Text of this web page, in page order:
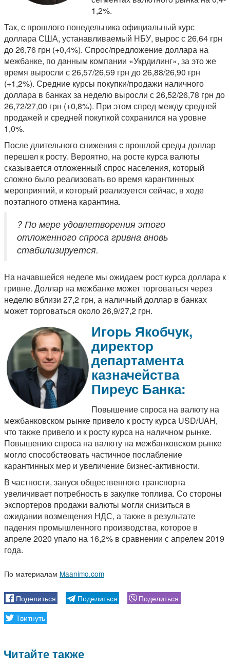
1,2%.
Так, с прошлого понедельника официальный курс
доллара США, устанавливаемый НБУ, вырос с 26,64 грн
до 26,76 грн (+0,4%). Спрос/предложение доллара на
межбанке, по данным компании «Укрдилинг», за это же
время выросли с 26,57/26,59 грн до 26,88/26,90 грн
(+1,2%). Средние курсы покупки/продажи наличного
доллара в банках за неделю выросли с 26,52/26,78 грн до
26,72/27,00 грн (+0,8%). При этом спред между средней
продажей и средней покупкой сохранился на уровне
1,0%.
После длительного снижения с прошлой среды доллар
перешел к росту. Вероятно, на росте курса валюты
сказывается отложенный спрос населения, который
сложно было реализовать во время карантинных
мероприятий, и который реализуется сейчас, в ходе
поэтапного отмена карантина.
? По мере удовлетворения этого
отложенного спроса гривна вновь
стабилизируется.
На начавшейся неделе мы ожидаем рост курса доллара к
гривне. Доллар на межбанке может торговаться через
неделю вблизи 27,2 грн, а наличный доллар в банках
может торговаться около 26,9/27,2 грн.
Игорь Якобчук,
директор
департамента
казначейства
Пиреус Банка:
Повышение спроса на валюту на
межбанковском рынке привело к росту курса USD/UAH,
что также привело и к росту курса на наличном рынке.
Повышению спроса на валюту на межбанковском рынке
могло способствовать частичное послабление
карантинных мер и увеличение бизнес-активности.
В частности, запуск общественного транспорта
увеличивает потребность в закупке топлива. Со стороны
экспортеров продажи валюты могли снизиться в
ожидании возмещения НДС, а также в результате
падения промышленного производства, которое в
апреле 2020 упало на 16,2% в сравнении с апрелем 2019
года.
По материалам Maanimo.com